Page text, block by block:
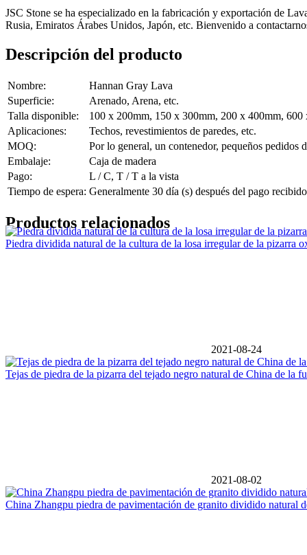
JSC Stone se ha especializado en la fabricación y exportación de
Rusia, Emiratos Árabes Unidos, Japón, etc. Bienvenido a
Descripción del producto
Nombre:
Hannan Gray Lava
Superficie:
Arenado, Arena, etc.
Talla disponible:
100 x 200mm, 150 x 300mm, 200 x 400mm, 600
Aplicaciones:
Techos, revestimientos de paredes, etc.
MOQ:
Por lo general, un contenedor, pequeños pedidos
Embalaje:
Caja de madera
Pago:
L / C, T / T a la vista
Tiempo de espera: Generalmente 30 día (s) después del pago
Productos relacionados
Piedra dividida natural de la cultura de la losa irregular de la pizarra
2021-08-24
Tejas de piedra de la pizarra del tejado negro natural de China de la
2021-08-02
China Zhangpu piedra de pavimentación de granito dividido natural